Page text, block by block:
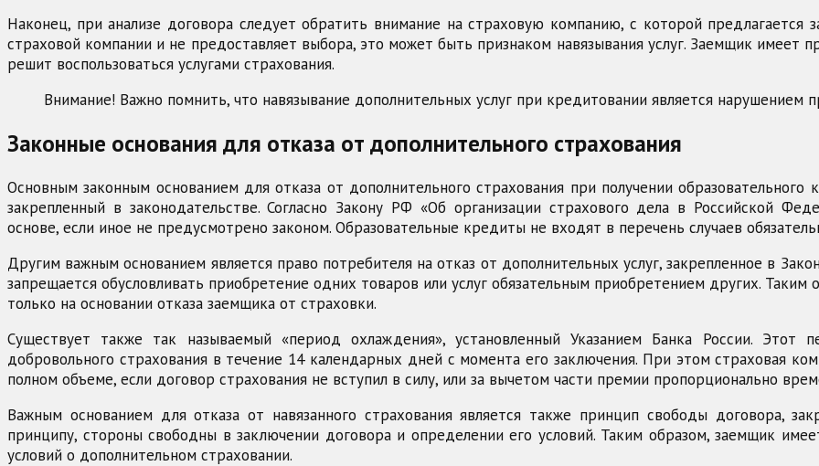
Наконец, при анализе договора следует обратить внимание на страховую компанию, с которой предлагается
страховой компании и не предоставляет выбора, это может быть признаком навязывания услуг. Заемщик имеет
решит воспользоваться услугами страхования.
Внимание! Важно помнить, что навязывание дополнительных услуг при кредитовании является
Законные основания для отказа от дополнительного страхования
Основным законным основанием для отказа от дополнительного страхования при получении образовательного
закрепленный в законодательстве. Согласно Закону РФ «Об организации страхового дела в Российской
основе, если иное не предусмотрено законом. Образовательные кредиты не входят в перечень случаев
Другим важным основанием является право потребителя на отказ от дополнительных услуг, закрепленное в
запрещается обусловливать приобретение одних товаров или услуг обязательным приобретением других.
только на основании отказа заемщика от страховки.
Существует также так называемый «период охлаждения», установленный Указанием Банка России. Этот
добровольного страхования в течение 14 календарных дней с момента его заключения. При этом страховая
полном объеме, если договор страхования не вступил в силу, или за вычетом части премии пропорционально
Важным основанием для отказа от навязанного страхования является также принцип свободы договора,
принципу, стороны свободны в заключении договора и определении его условий. Таким образом, заемщик
условий о дополнительном страховании.